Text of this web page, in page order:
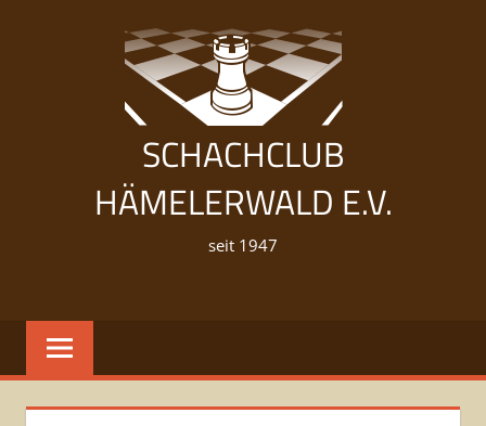
SCHACHCLUB
HÄMELERWALD E.V.
seit 1947